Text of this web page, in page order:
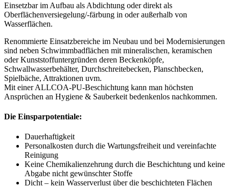
Einsetzbar im Aufbau als Abdichtung oder direkt als
Oberflächenversiegelung/-färbung in oder außerhalb von
Wasserflächen.
Renommierte Einsatzbereiche im Neubau und bei Modernisierungen
sind neben Schwimmbadflächen mit mineralischen, keramischen
oder Kunststoffuntergründen deren Beckenköpfe,
Schwallwasserbehälter, Durchschreitebecken, Planschbecken,
Spielbäche, Attraktionen uvm.
Mit einer ALLCOA-PU-Beschichtung kann man höchsten
Ansprüchen an Hygiene & Sauberkeit bedenkenlos nachkommen.
Die Einsparpotentiale:
Dauerhaftigkeit
Personalkosten durch die Wartungsfreiheit und vereinfachte
Reinigung
Keine Chemikalienzehrung durch die Beschichtung und keine
Abgabe nicht gewünschter Stoffe
Dicht – kein Wasserverlust über die beschichteten Flächen